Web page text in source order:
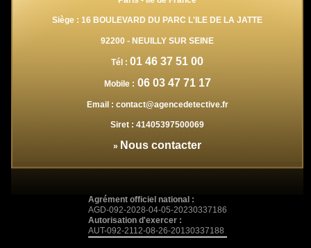
Siège : 16 BOULEVARD DU PARC L'ILE DE LA JATTE
92200 -NEUILLY SUR SEINE
Tél : 01 46 37 51 00
Mobile : 06 03 47 71 17
Email : contact@agencedetective.fr
Siret : 41405397500069
» Nous contacter
Agrément officiel national :
AGD-092-2028-04-05-20230337186
Autorisation d'exercer :
AUT-092-2112-08-26-20130337188